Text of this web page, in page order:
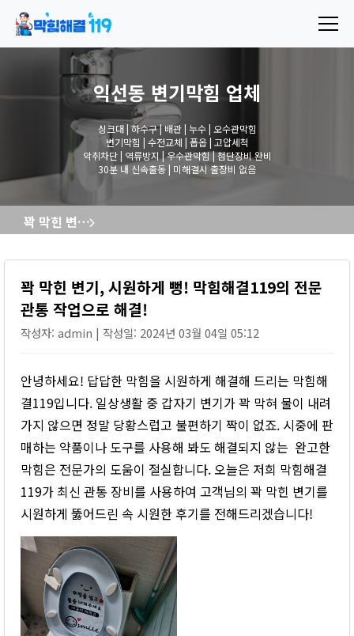
익선동 변기막힘 업체
싱크대 | 하수구 | 배관 | 누수 | 오수관막힘
변기막힘 | 수전교체 | 폽옵 | 고압세척
악취차단 | 역류방지 | 우수관막힘 | 첨단장비 완비
30분 내 신속출동 | 미해결시 출장비 없음
꽉 막힌 변기, 시원하게 뻥! 막힘해결119의 전문 관통 작업으로 해결!
꽉 막힌 변기, 시원하게 뻥! 막힘해결119의 전문
관통 작업으로 해결!
작성자: admin | 작성일: 2024년 03월 04일 05:12
안녕하세요! 답답한 막힘을 시원하게 해결해 드리는 막힘해
결119입니다. 일상생활 중 갑자기 변기가 꽉 막혀 물이 내려
가지 않으면 정말 당황스럽고 불편하기 짝이 없죠. 시중에 판
매하는 약품이나 도구를 사용해 봐도 해결되지 않는 완고한
막힘은 전문가의 도움이 절실합니다. 오늘은 저희 막힘해결
119가 최신 관통 장비를 사용하여 고객님의 꽉 막힌 변기를
시원하게 뚫어드린 속 시원한 후기를 전해드리겠습니다!